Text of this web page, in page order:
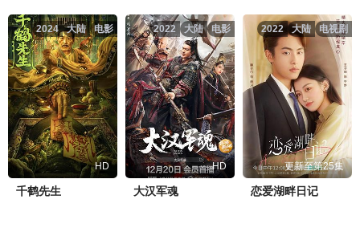
电影
大陆
2024
HD
千鹤先生
电影
大陆
2022
HD
大汉军魂
电视剧
大陆
2022
更新至第25集
恋爱湖畔日记